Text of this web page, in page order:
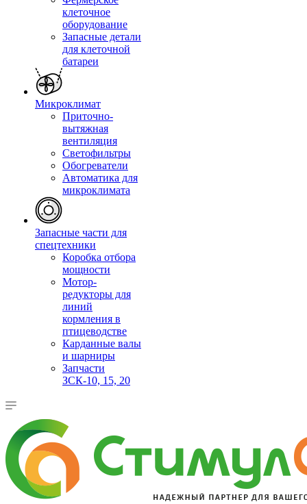
клеточное
оборудование
Запасные детали
для клеточной
батареи
Микроклимат
Приточно-
вытяжная
вентиляция
Светофильтры
Обогреватели
Автоматика для
микроклимата
Запасные части для
спецтехники
Коробка отбора
мощности
Мотор-
редукторы для
линий
кормления в
птицеводстве
Карданные валы
и шарниры
Запчасти
ЗСК-10, 15, 20